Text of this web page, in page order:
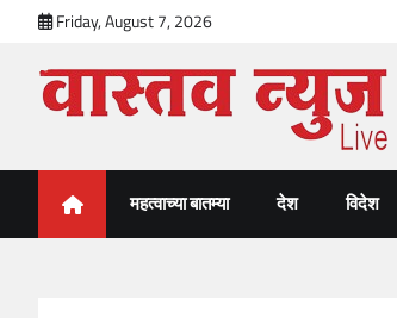
content
Friday, August 7, 2026
VastavNEWSLive.com
महत्वाच्या बातम्या देश विदेश